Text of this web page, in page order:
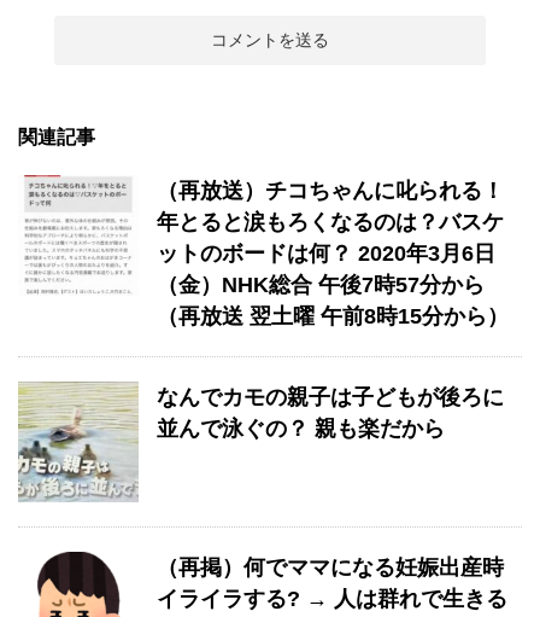
関連記事
（再放送）チコちゃんに叱られる！
年とると涙もろくなるのは？バスケ
ットのボードは何？ 2020年3月6日
（金）NHK総合 午後7時57分から
（再放送 翌土曜 午前8時15分から）
なんでカモの親子は子どもが後ろに
並んで泳ぐの？ 親も楽だから
（再掲）何でママになる妊娠出産時
イライラする? → 人は群れで生きる